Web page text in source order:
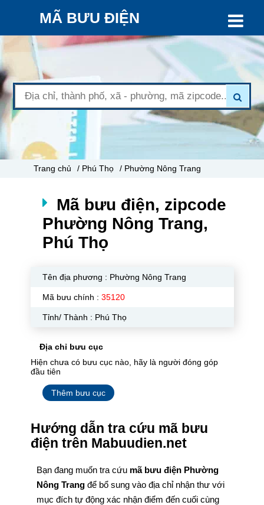
MÃ BƯU ĐIỆN
Trang chủ / Phú Thọ / Phường Nông Trang
Mã bưu điện, zipcode
Phường Nông Trang,
Phú Thọ
Tên địa phương : Phường Nông Trang
Mã bưu chính : 35120
Tỉnh/ Thành : Phú Thọ
Địa chỉ bưu cục
Hiện chưa có bưu cục nào, hãy là người đóng góp
đầu tiên
Thêm bưu cục
Hướng dẫn tra cứu mã bưu
điện trên Mabuudien.net
Bạn đang muốn tra cứu mã bưu điện Phường
Nông Trang để bổ sung vào địa chỉ nhận thư với
mục đích tự động xác nhận điểm đến cuối cùng